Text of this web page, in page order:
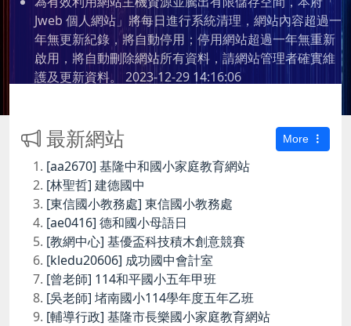
Jweb 個人網站」將每日進行系統清理，網站內容超過一
年無更新紀錄，將自動停用；停用網站超過一年無重新
啟用，將自動刪除網站所有資料，請網站管理者確實維
護及更新資料。 2023-12-29 14:16:06
最新網站 More
[aa2670] 基隆中和國小家庭教育網站
[林聖哲] 建德國中
[東信國小教務處] 東信國小教務處
[ae0416] 德和國小母語日
[教網中心] 基優盃科技積木創意競賽
[kledu20606] 成功國中會計室
[曾老師] 114和平國小五年甲班
[吳老師] 堵南國小114學年度五年乙班
[輔導行政] 基隆市長樂國小家庭教育網站